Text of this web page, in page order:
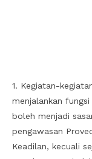
1. Kegiatan-
menjalankan
boleh menjadi
pengawasan
Keadilan, kecuali